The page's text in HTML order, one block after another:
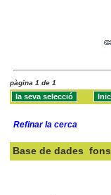
pàgina 1 de 1
Refinar la cerca
Base de dades